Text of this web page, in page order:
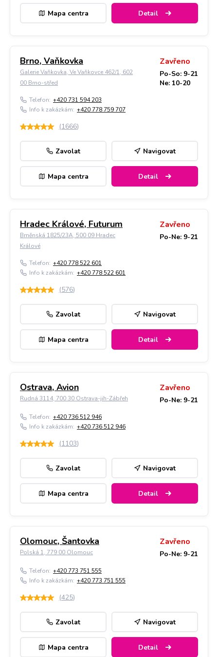
Mapa centra Detail
Brno, Vaňkovka
Galerie Vaňkovka, Ve Vaňkovce 462/1, 602
00 Brno-střed
Zavřeno
Po-So: 9-21
Ne: 10-20
Telefon: +420 731 594 203
Info k zakázkám: +420 778 759 707
(1666)
Zavolat Navigovat
Mapa centra Detail
Hradec Králové, Futurum
Brněnská 1825/23A, 500 09 Hradec
Králové
Zavřeno
Po-Ne: 9-21
Telefon: +420 778 522 601
Info k zakázkám: +420 778 522 601
(576)
Zavolat Navigovat
Mapa centra Detail
Ostrava, Avion
Rudná 3114, 700 30 Ostrava-jih-Zábřeh
Zavřeno
Po-Ne: 9-21
Telefon: +420 736 512 946
Info k zakázkám: +420 736 512 946
(1103)
Zavolat Navigovat
Mapa centra Detail
Olomouc, Šantovka
Polská 1, 779 00 Olomouc
Zavřeno
Po-Ne: 9-21
Telefon: +420 773 751 555
Info k zakázkám: +420 773 751 555
(425)
Zavolat Navigovat
Mapa centra Detail